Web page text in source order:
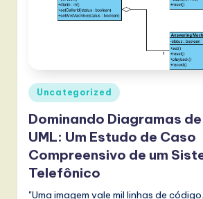
Posted
Uncategorized
Dominando Diagramas
UML: Um Estudo de Caso
Compreensivo de um
Telefônico
"Uma imagem vale mil linhas de